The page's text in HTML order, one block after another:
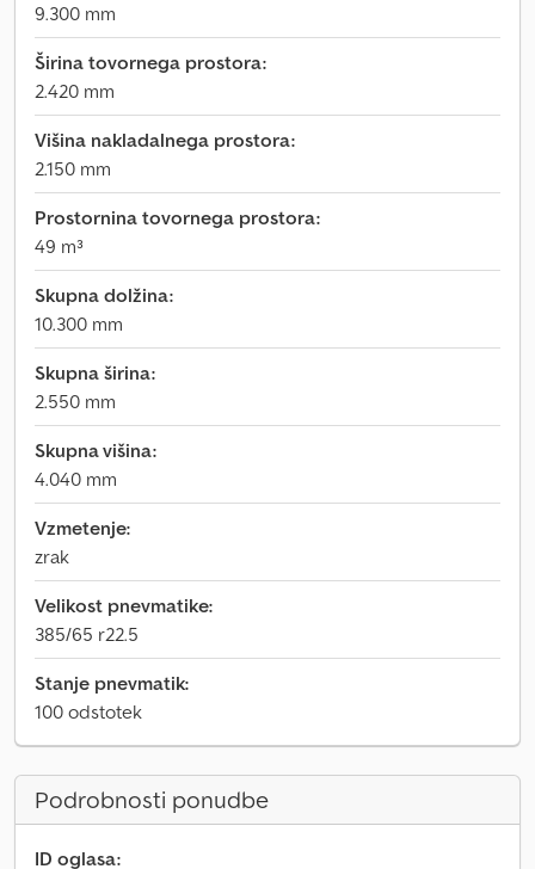
9.300 mm
Širina tovornega prostora:
2.420 mm
Višina nakladalnega prostora:
2.150 mm
Prostornina tovornega prostora:
49 m³
Skupna dolžina:
10.300 mm
Skupna širina:
2.550 mm
Skupna višina:
4.040 mm
Vzmetenje:
zrak
Velikost pnevmatike:
385/65 r22.5
Stanje pnevmatik:
100 odstotek
Podrobnosti ponudbe
ID oglasa: